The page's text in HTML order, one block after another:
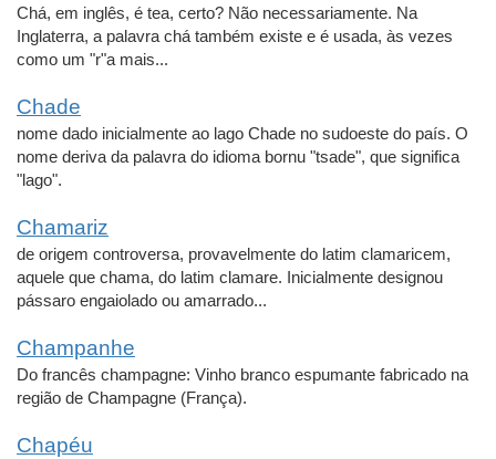
Chá, em inglês, é tea, certo? Não necessariamente. Na
Inglaterra, a palavra chá também existe e é usada, às vezes
como um "r"a mais...
Chade
nome dado inicialmente ao lago Chade no sudoeste do país. O
nome deriva da palavra do idioma bornu "tsade", que significa
"lago".
Chamariz
de origem controversa, provavelmente do latim clamaricem,
aquele que chama, do latim clamare. Inicialmente designou
pássaro engaiolado ou amarrado...
Champanhe
Do francês champagne: Vinho branco espumante fabricado na
região de Champagne (França).
Chapéu